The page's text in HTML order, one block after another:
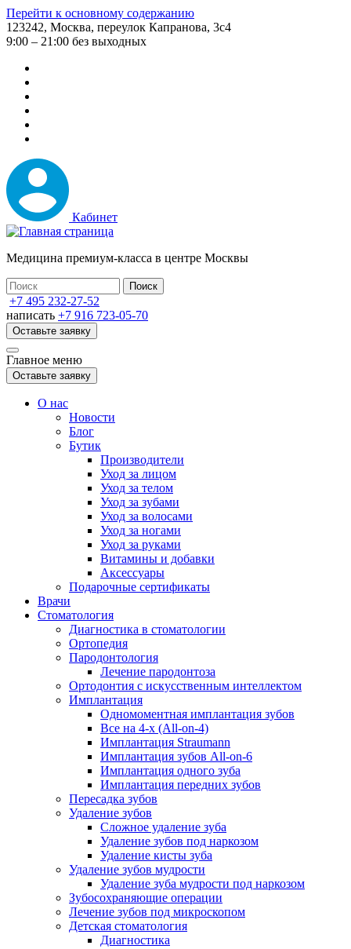
Перейти к основному содержанию
123242, Москва, переулок Капранова, 3с4
9:00 – 21:00 без выходных
Кабинет
Медицина премиум-класса в центре Москвы
+7 495 232-27-52
написать +7 916 723-05-70
Оставьте заявку
Главное меню
Оставьте заявку
О нас
Новости
Блог
Бутик
Производители
Уход за лицом
Уход за телом
Уход за зубами
Уход за волосами
Уход за ногами
Уход за руками
Витамины и добавки
Аксессуары
Подарочные сертификаты
Врачи
Стоматология
Диагностика в стоматологии
Ортопедия
Пародонтология
Лечение пародонтоза
Ортодонтия с искусственным интеллектом
Имплантация
Одномоментная имплантация зубов
Все на 4-х (All-on-4)
Имплантация Straumann
Имплантация зубов All-on-6
Имплантация одного зуба
Имплантация передних зубов
Пересадка зубов
Удаление зубов
Сложное удаление зуба
Удаление зубов под наркозом
Удаление кисты зуба
Удаление зубов мудрости
Удаление зуба мудрости под наркозом
Зубосохраняющие операции
Лечение зубов под микроскопом
Детская стоматология
Диагностика